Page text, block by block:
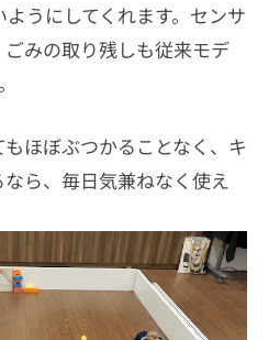
うにしてくれます。センサ
みの取り残しも従来モデ
ほぼぶつかることなく、キ
ら、毎日気兼ねなく使え